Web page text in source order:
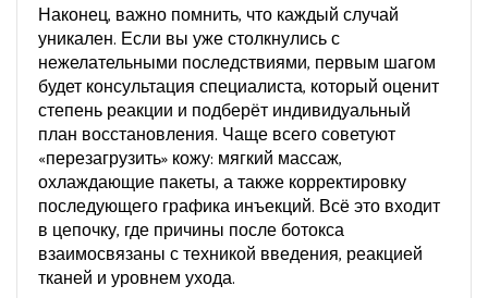
Наконец, важно помнить, что каждый случай
уникален. Если вы уже столкнулись с
нежелательными последствиями, первым шагом
будет консультация специалиста, который оценит
степень реакции и подберёт индивидуальный
план восстановления. Чаще всего советуют
«перезагрузить» кожу: мягкий массаж,
охлаждающие пакеты, а также корректировку
последующего графика инъекций. Всё это входит
в цепочку, гдепричины после ботокса
взаимосвязаны с техникой введения, реакцией
тканей и уровнем ухода.